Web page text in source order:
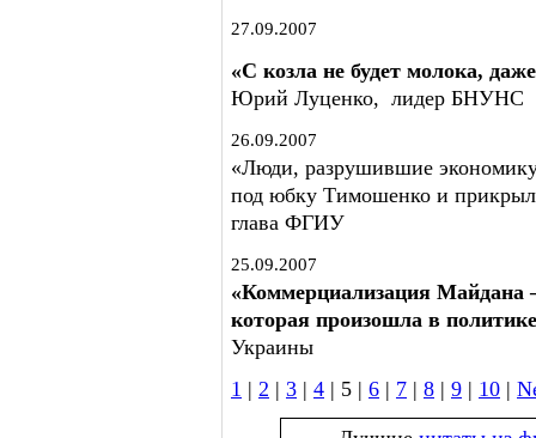
27.09.2007
«С козла не будет молока,
Юрий Луценко, лидер БНУНС
26.09.2007
«Люди, разрушившие
под юбку Тимошенко и
глава ФГИУ
25.09.2007
«Коммерциализация Майдана
которая произошла в
Украины
1 | 2 | 3 | 4 | 5 | 6 | 7 | 8 | 9 | 10 |